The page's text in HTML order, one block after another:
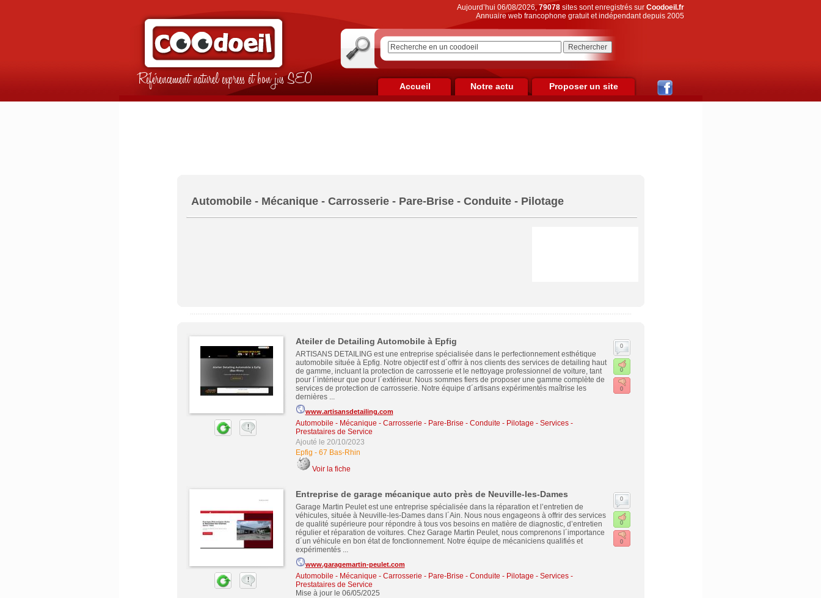
Référencement naturel express et bon jus SEO
Aujourd’hui 06/08/2026,79078sites sont enregistrés sur Coodoeil.fr
Annuaire web francophone gratuit et indépendant depuis 2005
Accueil Notre actu Proposer un site
Automobile - Mécanique - Carrosserie - Pare-Brise - Conduite - Pilotage
Ateiler de Detailing Automobile à Epfig
ARTISANS DETAILING est une entreprise spécialisée dans le perfectionnement esthétique
automobile située à Epfig. Notre objectif est d´offrir à nos clients des services de detailing haut
de gamme, incluant la protection de carrosserie et le nettoyage professionnel de voiture, tant
pour l´intérieur que pour l´extérieur. Nous sommes fiers de proposer une gamme complète de
services de protection de carrosserie. Notre équipe d´artisans expérimentés maîtrise les
dernières ...
www.artisansdetailing.com
Automobile - Mécanique - Carrosserie - Pare-Brise - Conduite - Pilotage - Services -
Prestataires de Service
Ajouté le 20/10/2023
Epfig - 67 Bas-Rhin
Voir la fiche
0
0
0
Entreprise de garage mécanique auto près de Neuville-les-Dames
Garage Martin Peulet est une entreprise spécialisée dans la réparation et l’entretien de
véhicules, située à Neuville-les-Dames dans l´Ain. Nous nous engageons à offrir des services
de qualité supérieure pour répondre à tous vos besoins en matière de diagnostic, d’entretien
régulier et réparation de voitures. Chez Garage Martin Peulet, nous comprenons l´importance
d´un véhicule en bon état de fonctionnement. Notre équipe de mécaniciens qualifiés et
expérimentés ...
www.garagemartin-peulet.com
Automobile - Mécanique - Carrosserie - Pare-Brise - Conduite - Pilotage - Services -
Prestataires de Service
Mise à jour le 06/05/2025
0
0
0